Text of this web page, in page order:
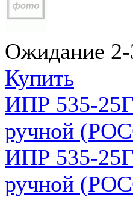
Ожидание 2-
Купить
ИПР 535-
ручной
ИПР 535-
ручной